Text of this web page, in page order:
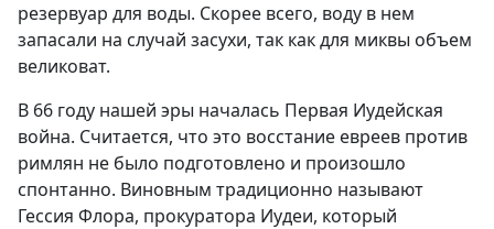
резервуар для воды. Скорее всего, воду в нем
запасали на случай засухи, так как для миквы объем
великоват.
В 66 году нашей эры началась Первая Иудейская
война. Считается, что это восстание евреев против
римлян не было подготовлено и произошло
спонтанно. Виновным традиционно называют
Гессия Флора, прокуратора Иудеи, который